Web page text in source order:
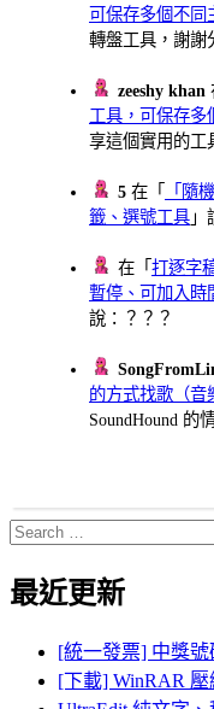
可保存多個不同
轉盤工具，謝謝
zeeshy khan
工具，可保存多
享這個實用的工
5 在「
「隨
籤、選號工具 」
在「打逐字
暫停、可加入時
說：？？？
的方式找歌（音
SoundHound 的
Search
for:
最近更新
[統一發票] 中獎號
[下載] WinRAR 壓